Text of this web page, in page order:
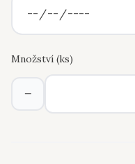
Množství (ks)
−